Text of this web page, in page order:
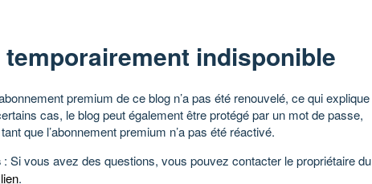
temporairement indisponible
premium de ce blog n’a pas été renouvelé, ce qui explique
cas, le blog peut également être protégé par un mot de passe,
que l’abonnement premium n’a pas été réactivé.
: Si vous avez des questions, vous pouvez contacter le propriétaire du
.